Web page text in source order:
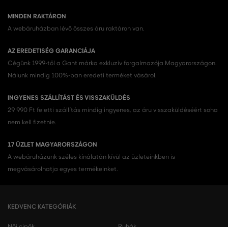
MINDEN RAKTÁRON
A webáruházban lévő összes áru raktáron van.
AZ EREDETISÉG GARANCIÁJA
Cégünk 1999-től a Gant márka exkluzív forgalmazója Magyarországon.
Nálunk mindig 100%-ban eredeti terméket vásárol.
INGYENES SZÁLLÍTÁST ÉS VISSZAKÜLDÉS
29 990 Ft feletti szállítás mindig ingyenes, az áru visszaküldéséért soha
nem kell fizetnie.
17 ÜZLET MAGYARORSZÁGON
A webáruházunk széles kínálatán kívül az üzleteinkben is
megvásárolhatja egyes termékeinket.
KEDVENC KATEGÓRIÁK